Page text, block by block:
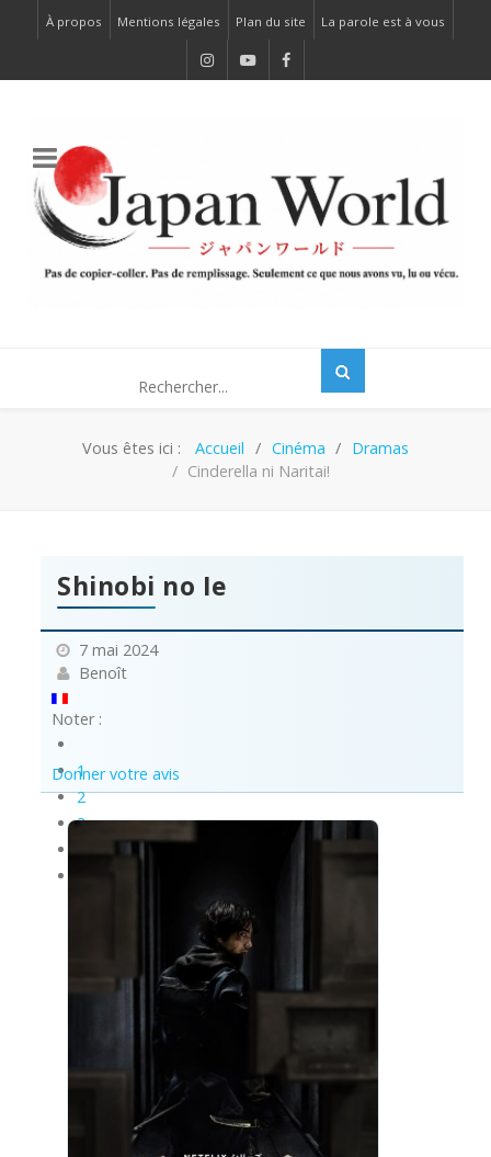
À propos Mentions légales Plan du site La parole est à vous
Vous êtes ici : Accueil Cinéma
Dramas
Cinderella ni Naritai!
Shinobi no Ie
7 mai 2024
Benoît
Noter :
1
2
3
Donner votre avis